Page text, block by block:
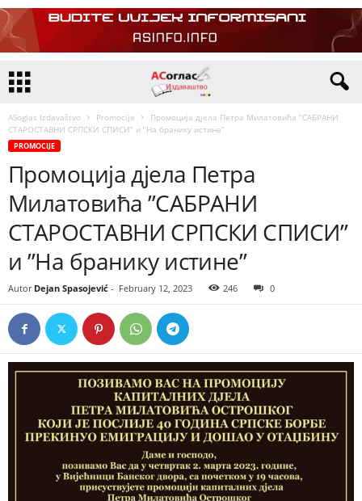
ASoglas Izdavaštvo Promocije
Промоција дјела Петра Милатовића ”САБРАНИ
СТАРОСТАВНИ СРПСКИ СПИСИ” и ”На бранику истине”
PROMOCIJE
Промоција дјела Петра
Милатовића ”САБРАНИ
СТАРОСТАВНИ СРПСКИ СПИСИ”
и ”На бранику истине”
Autor Dejan Spasojević - February 12, 2023 246 0